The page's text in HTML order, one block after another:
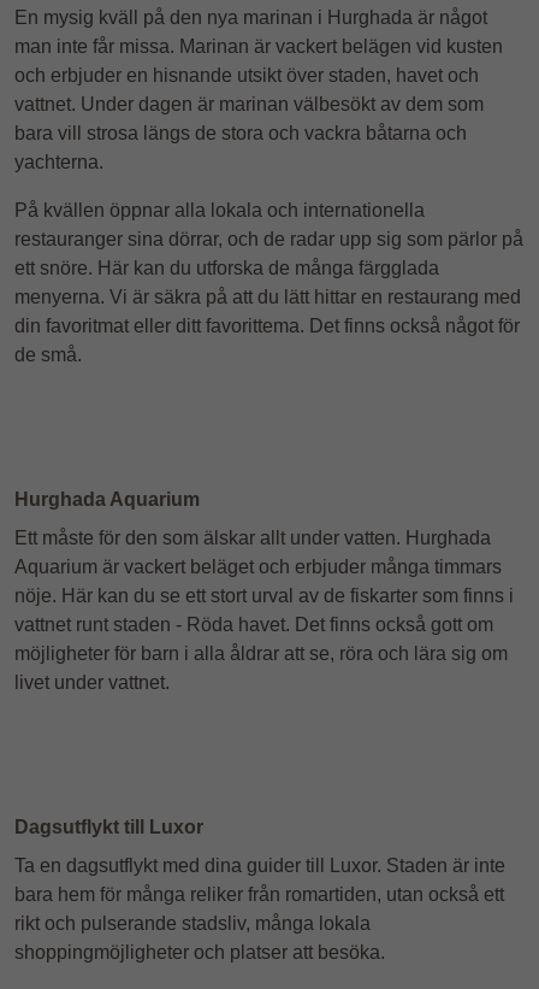
En mysig kväll på den nya marinan i Hurghada är något
man inte får missa. Marinan är vackert belägen vid kusten
och erbjuder en hisnande utsikt över staden, havet och
vattnet. Under dagen är marinan välbesökt av dem som
bara vill strosa längs de stora och vackra båtarna och
yachterna.
På kvällen öppnar alla lokala och internationella
restauranger sina dörrar, och de radar upp sig som pärlor på
ett snöre. Här kan du utforska de många färgglada
menyerna. Vi är säkra på att du lätt hittar en restaurang med
din favoritmat eller ditt favorittema. Det finns också något för
de små.
Hurghada Aquarium
Ett måste för den som älskar allt under vatten. Hurghada
Aquarium är vackert beläget och erbjuder många timmars
nöje. Här kan du se ett stort urval av de fiskarter som finns i
vattnet runt staden - Röda havet. Det finns också gott om
möjligheter för barn i alla åldrar att se, röra och lära sig om
livet under vattnet.
Dagsutflykt till Luxor
Ta en dagsutflykt med dina guider till Luxor. Staden är inte
bara hem för många reliker från romartiden, utan också ett
rikt och pulserande stadsliv, många lokala
shoppingmöjligheter och platser att besöka.